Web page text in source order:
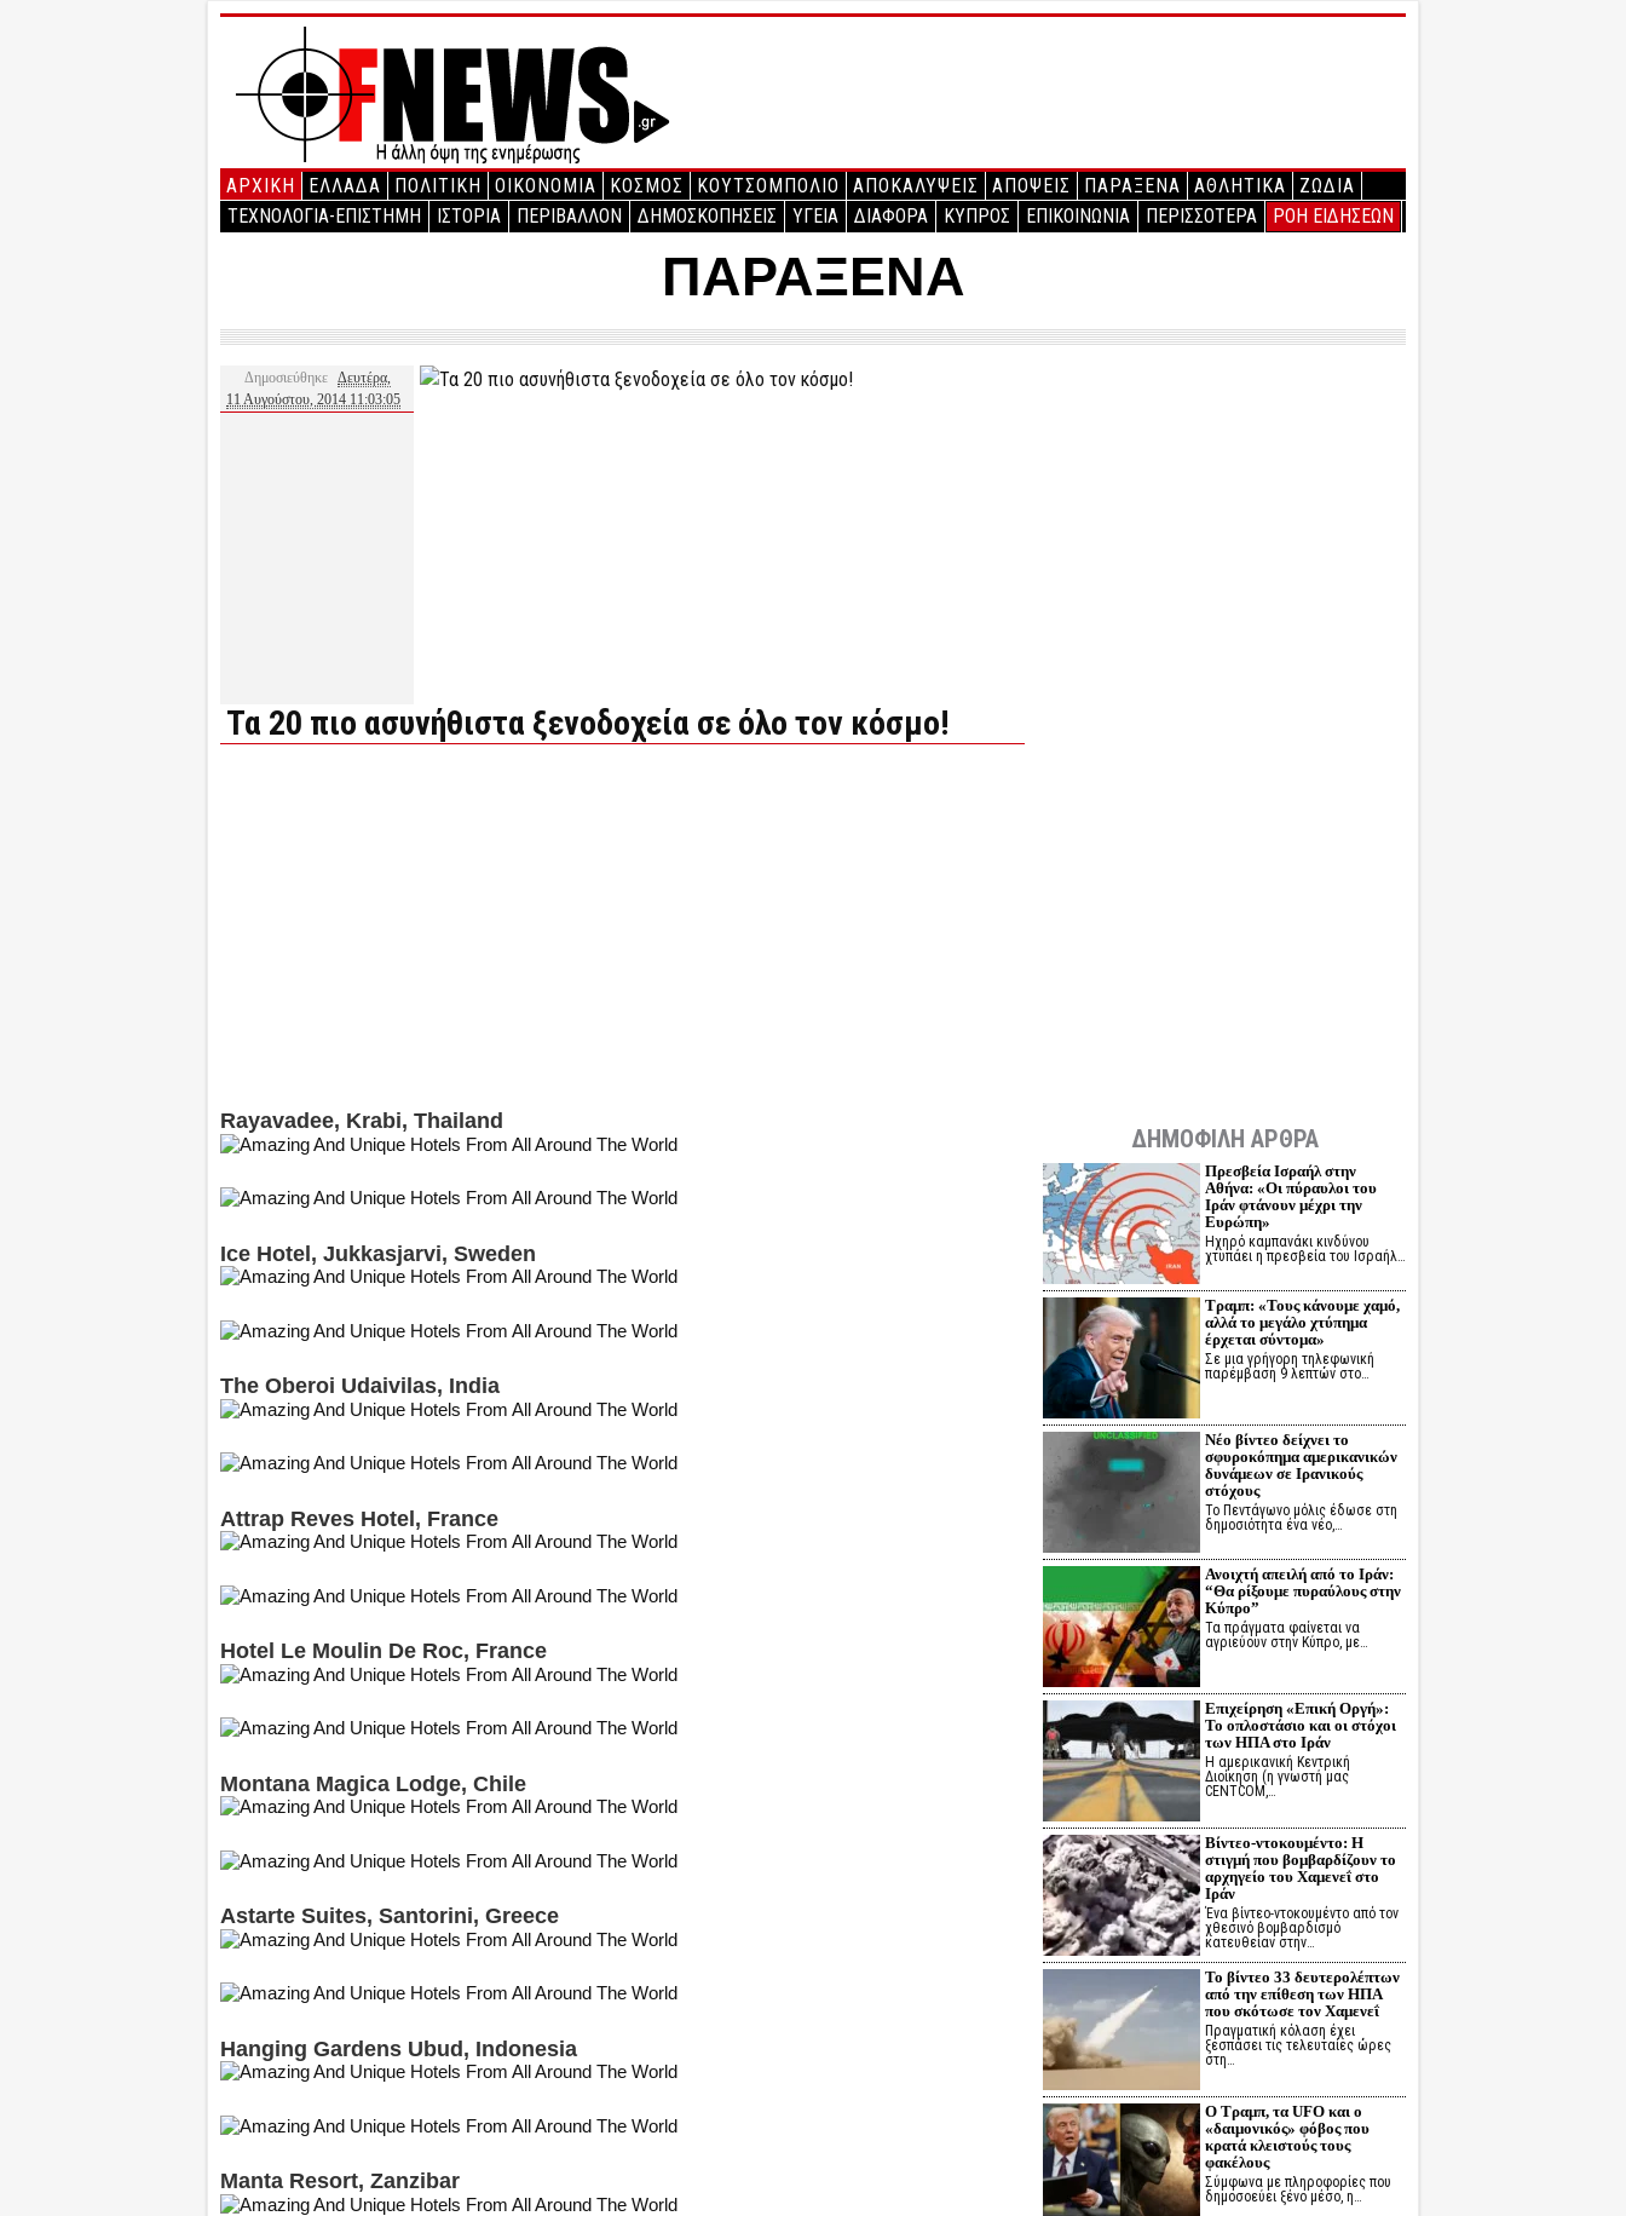
ΑΡΧΙΚΉ ΕΛΛΑΔΑ ΠΟΛΙΤΙΚΗ ΟΙΚΟΝΟΜΙΑ ΚΟΣΜΟΣ ΚΟΥΤΣΟΜΠΟΛΙΟ ΑΠΟΚΑΛΥΨΕΙΣ ΑΠΟΨΕΙΣ ΠΑΡΑΞΕΝΑ ΑΘΛΗΤΙΚΑ
ΖΩΔΙΑ
ΤΕΧΝΟΛΟΓΙΑ-ΕΠΙΣΤΗΜΗ
ΙΣΤΟΡΙΑ ΠΕΡΙΒΑΛΛΟΝ ΔΗΜΟΣΚΟΠΗΣΕΙΣ ΥΓΕΙΑ ΔΙΑΦΟΡΑ ΚΥΠΡΟΣ ΕΠΙΚΟΙΝΩΝΙΑ ΠΕΡΙΣΣΟΤΕΡΑ ΡΟΗ ΕΙΔΗΣΕΩΝ
ΠΑΡΑΞΕΝΑ
Δημοσιεύθηκε Δευτέρα,
11 Αυγούστου, 2014 11:03:05
Τα 20 πιο ασυνήθιστα ξενοδοχεία σε όλο τον κόσμο!
Rayavadee, Krabi, Thailand
Ice Hotel, Jukkasjarvi, Sweden
The Oberoi Udaivilas, India
Attrap Reves Hotel, France
Hotel Le Moulin De Roc, France
Montana Magica Lodge, Chile
Astarte Suites, Santorini, Greece
Hanging Gardens Ubud, Indonesia
Manta Resort, Zanzibar
ΔΗΜΟΦΙΛΗ ΑΡΘΡΑ
Πρεσβεία Ισραήλ στην
Αθήνα: «Οι πύραυλοι του
Ιράν φτάνουν μέχρι την
Ευρώπη»
Ηχηρό καμπανάκι κινδύνου
χτυπάει η πρεσβεία του Ισραήλ…
Τραμπ: «Τους κάνουμε χαμό,
αλλά το μεγάλο χτύπημα
έρχεται σύντομα»
Σε μια γρήγορη τηλεφωνική
παρέμβαση 9 λεπτών στο…
Νέο βίντεο δείχνει το
σφυροκόπημα αμερικανικών
δυνάμεων σε Ιρανικούς
στόχους
Το Πεντάγωνο μόλις έδωσε στη
δημοσιότητα ένα νέο,…
Ανοιχτή απειλή από το Ιράν:
“Θα ρίξουμε πυραύλους στην
Κύπρο”
Τα πράγματα φαίνεται να
αγριεύουν στην Κύπρο, με…
Επιχείρηση «Επική Οργή»:
Το οπλοστάσιο και οι στόχοι
των ΗΠΑ στο Ιράν
Η αμερικανική Κεντρική
Διοίκηση (η γνωστή μας
CENTCOM,…
Βίντεο-ντοκουμέντο: Η
στιγμή που βομβαρδίζουν το
αρχηγείο του Χαμενεΐ στο
Ιράν
Ένα βίντεο-ντοκουμέντο από τον
χθεσινό βομβαρδισμό
κατευθείαν στην…
Το βίντεο 33 δευτερολέπτων
από την επίθεση των ΗΠΑ
που σκότωσε τον Χαμενεΐ
Πραγματική κόλαση έχει
ξεσπάσει τις τελευταίες ώρες
στη…
Ο Τραμπ, τα UFO και ο
«δαιμονικός» φόβος που
κρατά κλειστούς τους
φακέλους
Σύμφωνα με πληροφορίες που
δημοσοεύει ξένο μέσο, η…